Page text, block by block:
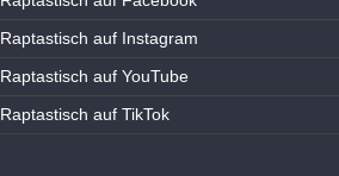
Raptastisch auf Instagram
Raptastisch auf YouTube
Raptastisch auf TikTok